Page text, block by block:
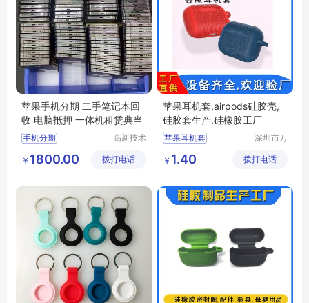
苹果手机分期 二手笔记本回
收 电脑抵押 一体机租赁典当
手机分期
高新技术
区良驹电
￥ 1800.00 拨打电话
苹果耳机套,airpods硅胶壳,
硅胶套生产,硅橡胶工厂
苹果耳机套
新款硅胶套
硅胶套开模
深圳市万
有限公司
￥ 1.40 拨打电话